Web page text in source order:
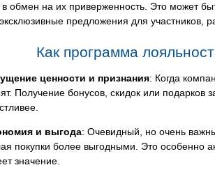
в обмен на их приверженность. Это может
предложения для участников,
Как программа
ценности и признания: Когда
Получение бонусов, скидок или подарков
и выгода: Очевидный, но очень
покупки более выгодными. Это особенно
значение.